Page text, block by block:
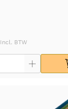
Incl. BTW